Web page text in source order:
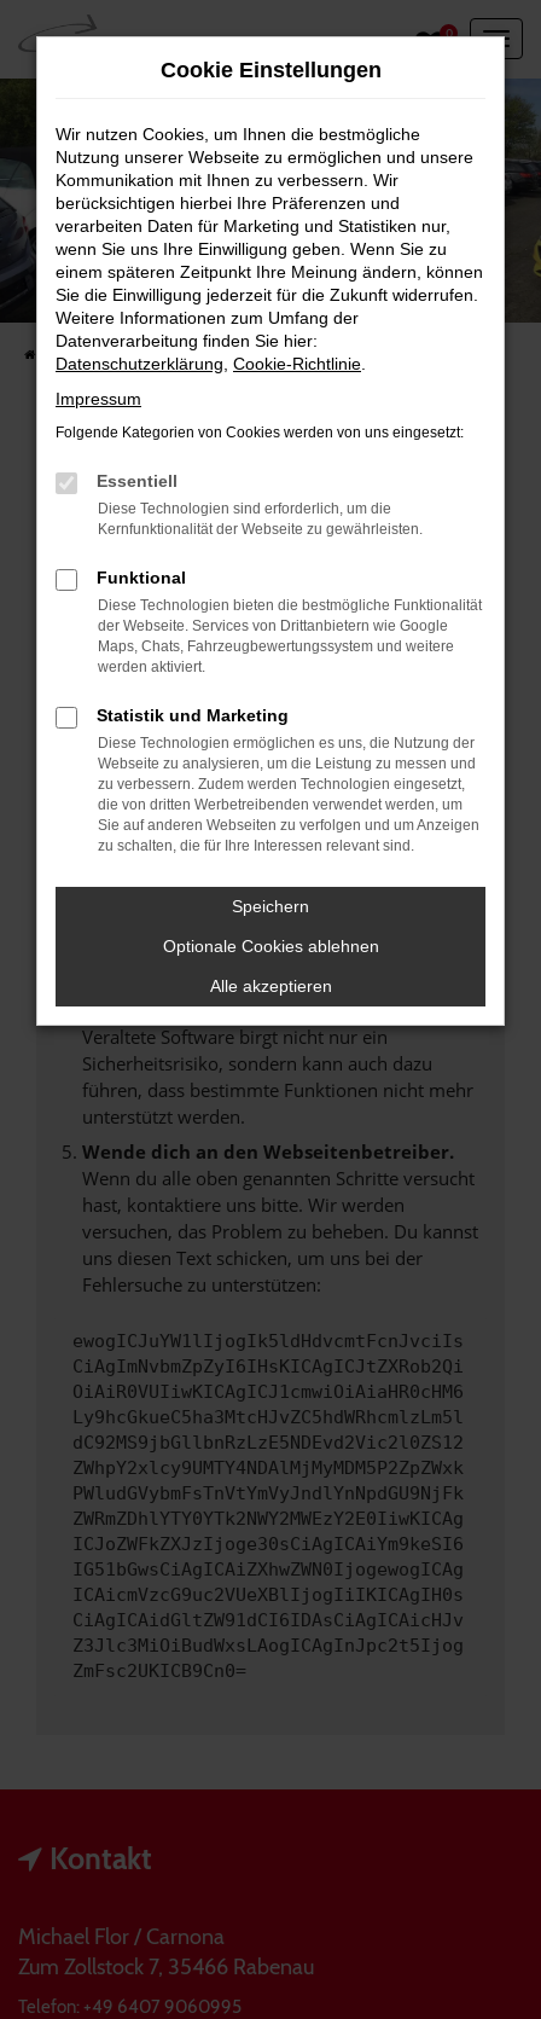
Zum
Hauptinhalt
springen
0
Unser Fahrzeugbestand vor Ort
Entdecken Sie unsere sofort verfügbaren
Fahrzeugangebote
Fehler: Network Error
Beim Laden ist ein Fehler aufgetreten.
Hier sind ein paar Tipps, die dir helfen können:
Überprüfe deine Firewall und deine
Internetverbindung.
Laden andere Webseiten, zum Beispiel deine
Suchmaschine?
Manche Erweiterungen, wie Werbeblocker,
können das Laden bestimmter Seiten
verhindern. Funktioniert die Seite in einem
anderen Browser oder in einem privaten
Fenster?
Das kann manchmal helfen, vorübergehende
Probleme zu beheben.
Stelle sicher, dass dein Browser und dein
Betriebssystem auf dem neuesten Stand
sind.
Veraltete Software birgt nicht nur ein
Sicherheitsrisiko, sondern kann auch dazu
führen, dass bestimmte Funktionen nicht mehr
unterstützt werden.
Wende dich an den Webseitenbetreiber.
Wenn du alle oben genannten Schritte versucht
hast, kontaktiere uns bitte. Wir werden
versuchen, das Problem zu beheben. Du kannst
uns diesen Text schicken, um uns bei der
Fehlersuche zu unterstützen:
ewogICJuYW1lIjogIk5ldHdvcmtFcnJvciIs
CiAgImNvbmZpZyI6IHsKICAgICJtZXRob2Qi
OiAiR0VUIiwKICAgICJ1cmwiOiAiaHR0cHM6
Ly9hcGkueC5ha3MtcHJvZC5hdWRhcmlzLm5l
dC92MS9jbGllbnRzLzE5NDEvd2Vic2l0ZS12
ZWhpY2xlcy9UMTY4NDAlMjMyMDM5P2ZpZWxk
PWludGVybmFsTnVtYmVyJndlYnNpdGU9NjFk
ZWRmZDhlYTY0YTk2NWY2MWEzY2E0IiwKICAg
ICJoZWFkZXJzIjoge30sCiAgICAiYm9keSI6
IG51bGwsCiAgICAiZXhwZWN0IjogewogICAg
ICAicmVzcG9uc2VUeXBlIjogIiIKICAgIH0s
CiAgICAidGltZW91dCI6IDAsCiAgICAicHJv
Z3Jlc3MiOiBudWxsLAogICAgInJpc2t5Ijog
ZmFsc2UKICB9Cn0=
Kontakt
Michael Flor / Carnona
Zum Zollstock 7, 35466 Rabenau
Telefon: +49 6407 9060995
Cookie Einstellungen
Wir nutzen Cookies, um Ihnen die bestmögliche
Nutzung unserer Webseite zu ermöglichen und unsere
Kommunikation mit Ihnen zu verbessern. Wir
berücksichtigen hierbei Ihre Präferenzen und
verarbeiten Daten für Marketing und Statistiken nur,
wenn Sie uns Ihre Einwilligung geben. Wenn Sie zu
einem späteren Zeitpunkt Ihre Meinung ändern, können
Sie die Einwilligung jederzeit für die Zukunft widerrufen.
Weitere Informationen zum Umfang der
Datenverarbeitung finden Sie hier:
Datenschutzerklärung Cookie-Richtlinie
Impressum
Folgende Kategorien von Cookies werden von uns eingesetzt:
Essentiell
Diese Technologien sind erforderlich, um die
Kernfunktionalität der Webseite zu gewährleisten.
Funktional
Diese Technologien bieten die bestmögliche Funktionalität
der Webseite. Services von Drittanbietern wie Google
Maps, Chats, Fahrzeugbewertungssystem und weitere
werden aktiviert.
Statistik und Marketing
Diese Technologien ermöglichen es uns, die Nutzung der
Webseite zu analysieren, um die Leistung zu messen und
zu verbessern. Zudem werden Technologien eingesetzt,
die von dritten Werbetreibenden verwendet werden, um
Sie auf anderen Webseiten zu verfolgen und um Anzeigen
zu schalten, die für Ihre Interessen relevant sind.
Speichern
Optionale Cookies ablehnen
Alle akzeptieren